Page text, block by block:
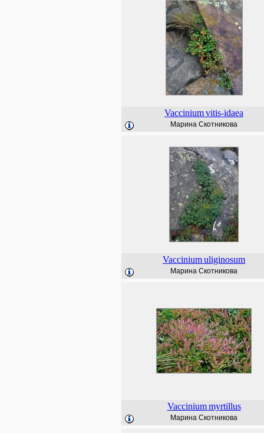
Vacciniumvitis-idaea
Марина Скотникова
Vacciniumuliginosum
Марина Скотникова
Vaccinium myrtillus
Марина Скотникова